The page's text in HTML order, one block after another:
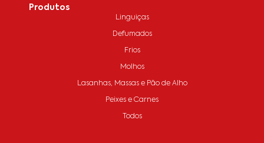
Produtos
Linguiças
Defumados
Frios
Molhos
Lasanhas, Massas e Pão de Alho
Peixes e Carnes
Todos